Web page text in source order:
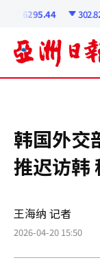
6295.44 302.82
韩国外交
推迟访韩
王海纳 记者
2026-04-20 15:50